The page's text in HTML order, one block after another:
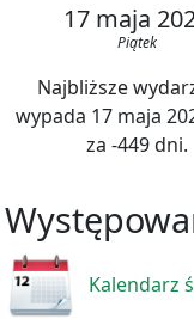
17 maja
Piątek
Najbliższe
wypada 17 maja
za -449 dni.
Kalendarz